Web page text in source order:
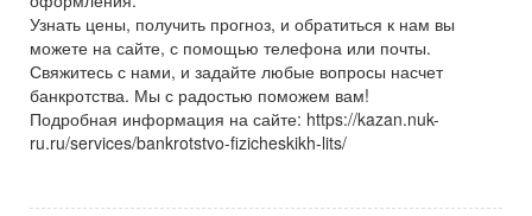
Узнать цены, получить прогноз, и обратиться к нам вы
можете на сайте, с помощью телефона или почты.
Свяжитесь с нами, и задайте любые вопросы насчет
банкротства. Мы с радостью поможем вам!
Подробная информация на сайте: https://kazan.nuk-
ru.ru/services/bankrotstvo-fizicheskikh-lits/